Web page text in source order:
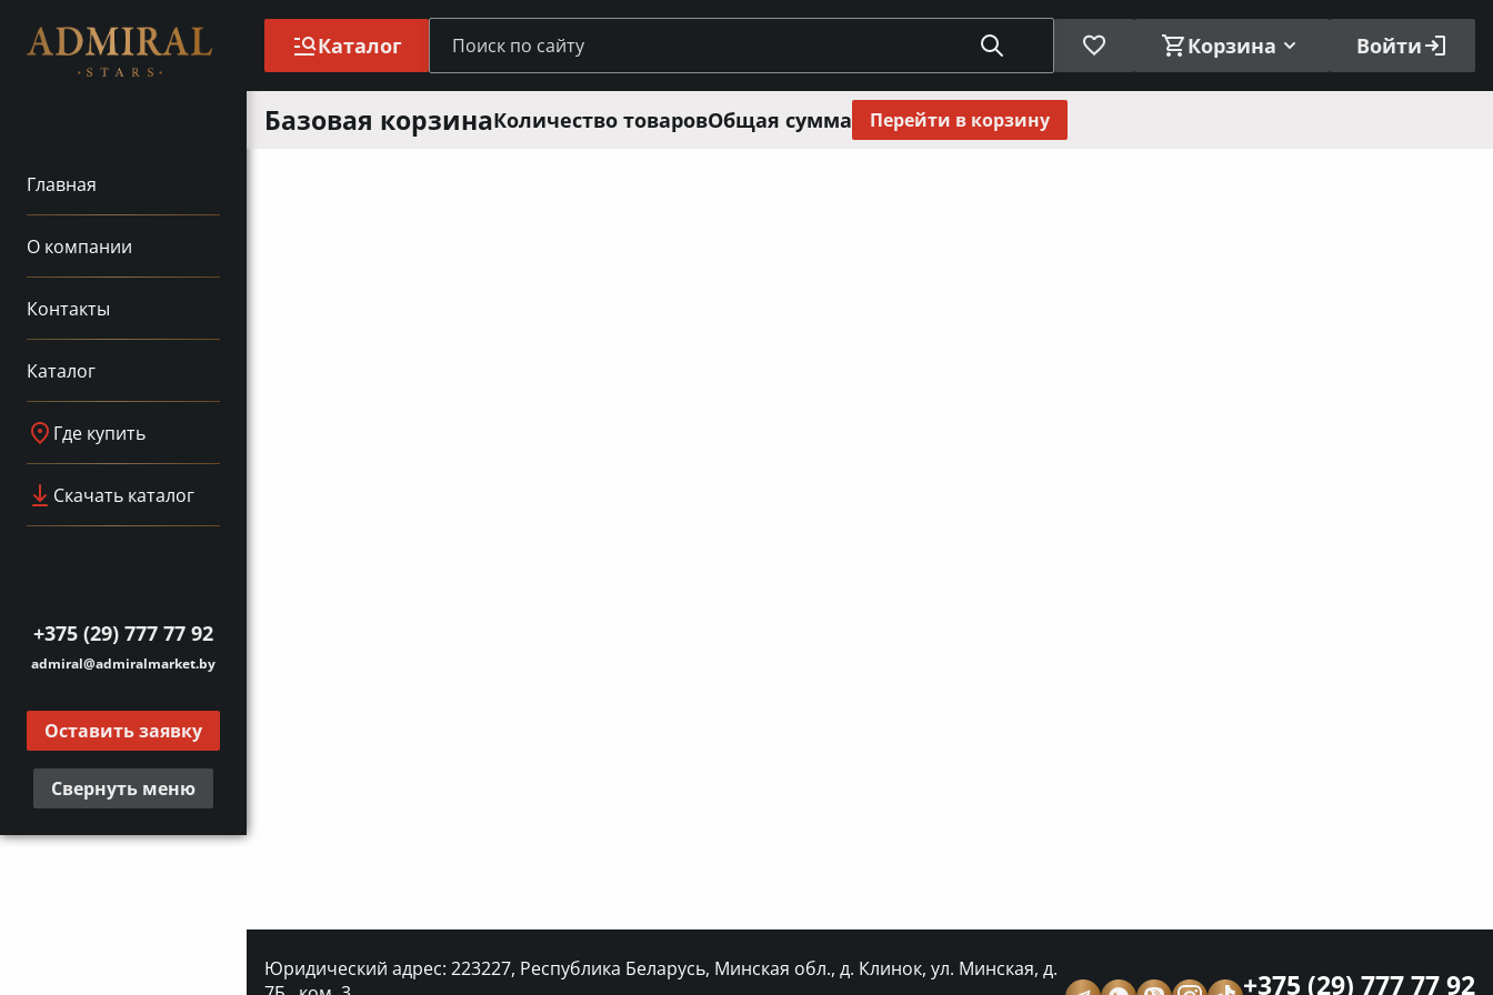
Главная
О компании
Контакты
Каталог
Где купить
Скачать каталог
+375 (29) 777 77 92
admiral@admiralmarket.by
Оставить заявку
Свернуть меню
Каталог Корзина Войти
Базовая корзинаКоличество товаровОбщая сумма Перейти в корзину
Юридический адрес: 223227, Республика Беларусь, Минская обл., д. Клинок, ул. Минская, д.
+375 (29) 777 77 92